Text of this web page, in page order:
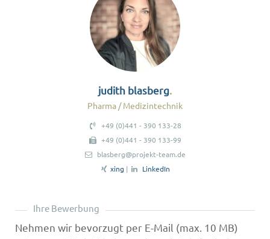
judith blasberg
Pharma / Medizintechnik
+49 (0)441 - 390 133-28
+49 (0)441 - 390 133-99
blasberg@projekt-team.de
xing | LinkedIn
Ihre Bewerbung
Nehmen wir bevorzugt per E-Mail (max. 10 MB)